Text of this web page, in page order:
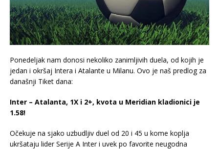
Ponedeljak nam donosi nekoliko zanimljivih duela, od kojih je
jedan i okršaj Intera i Atalante u Milanu. Ovo je naš predlog za
današnji Tiket dana:
Inter – Atalanta, 1X i 2+, kvota u Meridian kladionici je
1.58!
Očekuje na sjako uzbudljiv duel od 20 i 45 u kome koplja
ukršataju lider Serije A Inter i uvek po favorite neugodna